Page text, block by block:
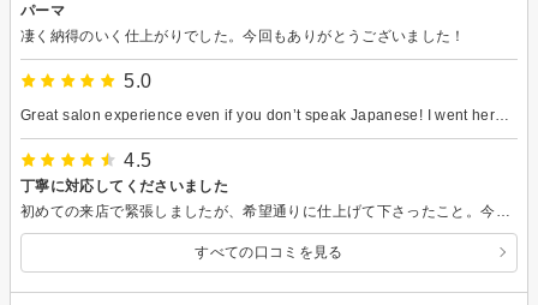
パーマ
凄く納得のいく仕上がりでした。今回もありがとうございました！
5.0
4.5
丁寧に対応してくださいました
すべての口コミを見る